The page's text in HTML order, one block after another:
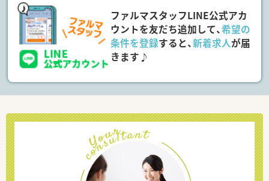
ファルマスタッフLINE公式アカ
ウントを友だち追加して、希望の
条件を登録すると、新着求人が届
きます♪